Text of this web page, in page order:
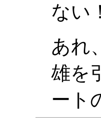
ない！
あれ
雄を
ート